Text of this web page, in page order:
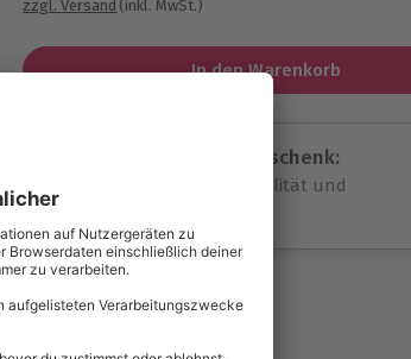
zzgl. Versand (inkl. MwSt.)
In den Warenkorb
Immer das passende Geschenk:
Große Auswahl, volle Flexibilität und
maximale Sicherheit
Große Auswahl
Über 9.000 unvergessliche
Erlebnisse.
Volle Flexibilität